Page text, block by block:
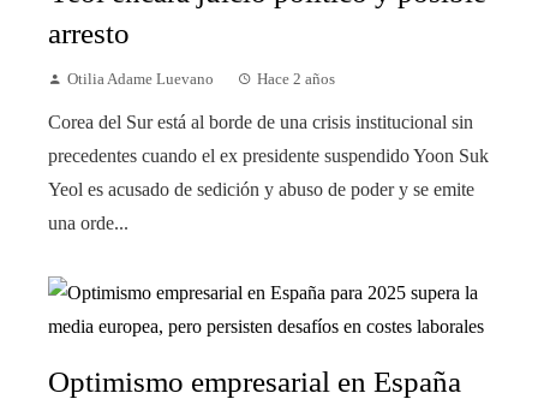
arresto
Otilia Adame Luevano Hace 2 años
Corea del Sur está al borde de una crisis institucional sin
precedentes cuando el ex presidente suspendido Yoon Suk
Yeol es acusado de sedición y abuso de poder y se emite
una orde...
Optimismo empresarial en España